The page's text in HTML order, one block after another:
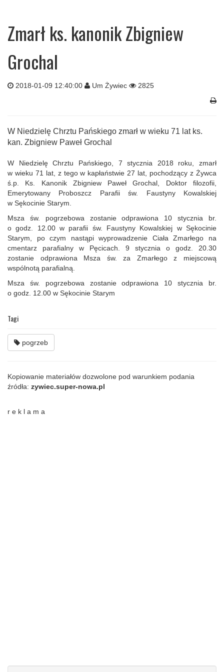
Zmarł ks. kanonik Zbigniew
Grochal
2018-01-09 12:40:00 Um Żywiec 2825
W Niedzielę Chrztu Pańskiego zmarł w wieku 71 lat ks.
kan. Zbigniew Paweł Grochal
W Niedzielę Chrztu Pańskiego, 7 stycznia 2018 roku, zmarł
w wieku 71 lat, z tego w kapłaństwie 27 lat, pochodzący z Żywca
ś.p. Ks. Kanonik Zbigniew Paweł Grochal, Doktor filozofii,
Emerytowany Proboszcz Parafii św. Faustyny Kowalskiej
w Sękocinie Starym.
Msza św. pogrzebowa zostanie odprawiona 10 stycznia br.
o godz. 12.00 w parafii św. Faustyny Kowalskiej w Sękocinie
Starym, po czym nastąpi wyprowadzenie Ciała Zmarłego na
cmentarz parafialny w Pęcicach. 9 stycznia o godz. 20.30
zostanie odprawiona Msza św. za Zmarłego z miejscową
wspólnotą parafialną.
Msza św. pogrzebowa zostanie odprawiona 10 stycznia br.
o godz. 12.00 w Sękocinie Starym
Tagi
pogrzeb
Kopiowanie materiałów dozwolone pod warunkiem podania
źródła: zywiec.super-nowa.pl
r e k l a m a